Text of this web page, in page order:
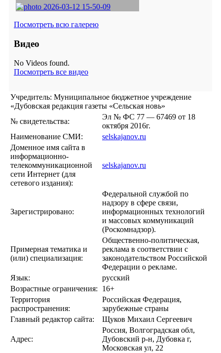
Посмотреть всю галерею
Видео
No Videos found.
Посмотреть все видео
Учредитель: Муниципальное бюджетное учреждение
«Дубовская редакция газеты «Сельская новь»
№ свидетельства:
Эл № ФС 77 — 67469 от 18
октября 2016г.
Наименование СМИ:
selskajanov.ru
Доменное имя сайта в
информационно-
телекоммуникационной
сети Интернет (для
сетевого издания):
selskajanov.ru
Зарегистрировано:
Федеральной службой по
надзору в сфере связи,
информационных технологий
и массовых коммуникаций
(Роскомнадзор).
Примерная тематика и
(или) специализация:
Общественно-политическая,
реклама в соответствии с
законодательством Российской
Федерации о рекламе.
Язык:
русский
Возрастные ограничения:
16+
Территория
распространения:
Российская Федерация,
зарубежные страны
Главный редактор сайта:
Щуков Михаил Сергеевич
Адрес:
Россия, Волгоградская обл,
Дубовский р-н, Дубовка г,
Московская ул, 22